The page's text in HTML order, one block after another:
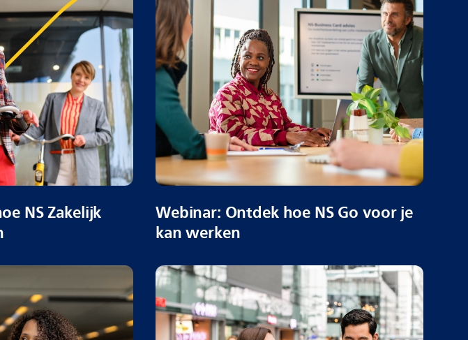
NS Zakelijk
Webinar: Ontdek hoe NS Go voor je
kan werken